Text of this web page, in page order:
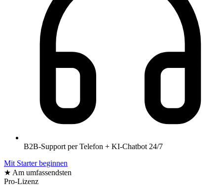
B2B-Support per Telefon + KI-Chatbot 24/7
Mit Starter beginnen
★ Am umfassendsten
Pro-Lizenz